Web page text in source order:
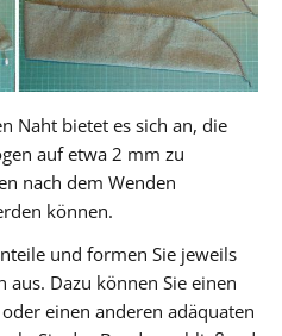
Naht bietet es sich an, die
auf etwa 2 mm zu
nach dem Wenden
können.
und formen Sie jeweils
Dazu können Sie einen
einen anderen adäquaten